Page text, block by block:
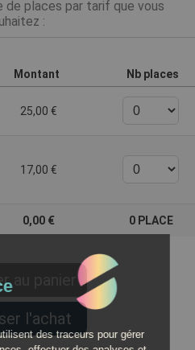
de places par tarif que vous
:
Montant Nb places
25,00
17,00
0,00 0 PLACE